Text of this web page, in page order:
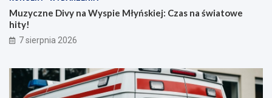
Muzyczne Divy na Wyspie Młyńskiej: Czas na światowe
hity!
7 sierpnia 2026